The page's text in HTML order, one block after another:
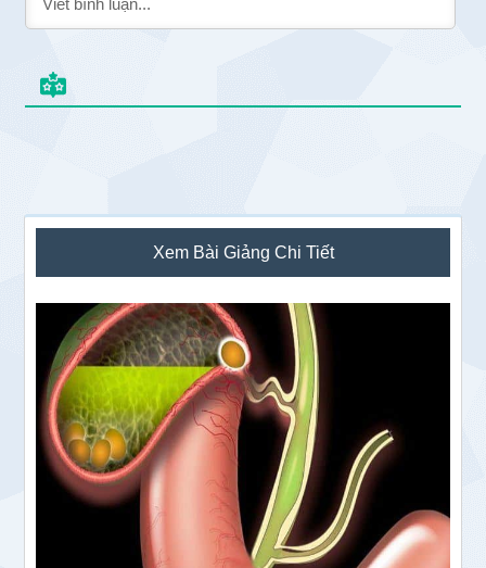
Sidebar
chính
Xem Bài Giảng Chi Tiết